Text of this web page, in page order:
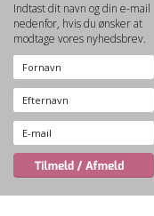
Indtast dit navn og din e-mail
nedenfor, hvis du ønsker at
modtage vores nyhedsbrev.